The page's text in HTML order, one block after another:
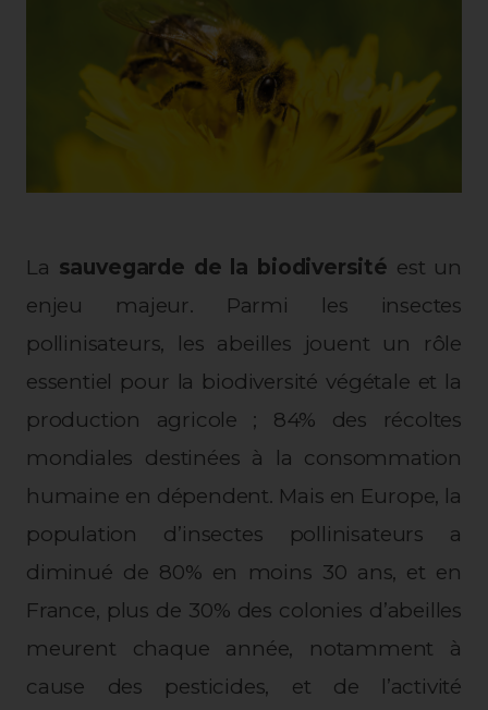
La sauvegarde de la biodiversité est un
enjeu majeur. Parmi les insectes
pollinisateurs, les abeilles jouent un rôle
essentiel pour la biodiversité végétale et la
production agricole ; 84% des récoltes
mondiales destinées à la consommation
humaine en dépendent. Mais en Europe, la
population d’insectes pollinisateurs a
diminué de 80% en moins 30 ans, et en
France, plus de 30% des colonies d’abeilles
meurent chaque année, notamment à
cause des pesticides, et de l’activité